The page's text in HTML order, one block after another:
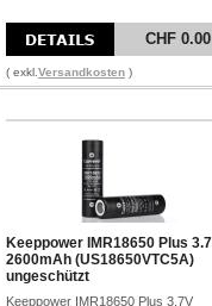
CHF 0.00
( exkl. Versandkosten )
Keeppower IMR18650 Plus
2600mAh (US18650VTC5A)
ungeschützt
Keeppower IMR18650 Plus 3.7V